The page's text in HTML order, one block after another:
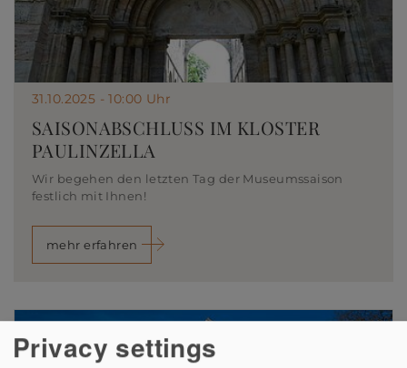
31.10.2025 - 10:00 Uhr
SAISONABSCHLUSS IM KLOSTER
PAULINZELLA
Wir begehen den letzten Tag der Museumssaison
festlich mit Ihnen!
mehr erfahren
Privacy settings